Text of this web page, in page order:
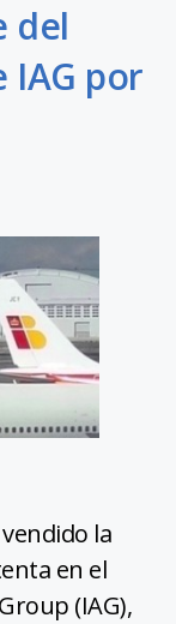
del
IAG por
la
en el
(IAG),